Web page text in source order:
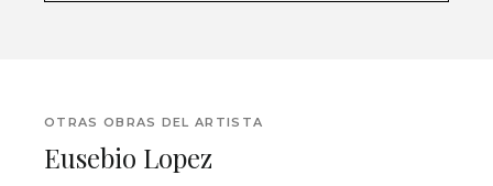
OTRAS OBRAS DEL ARTISTA
Eusebio Lopez